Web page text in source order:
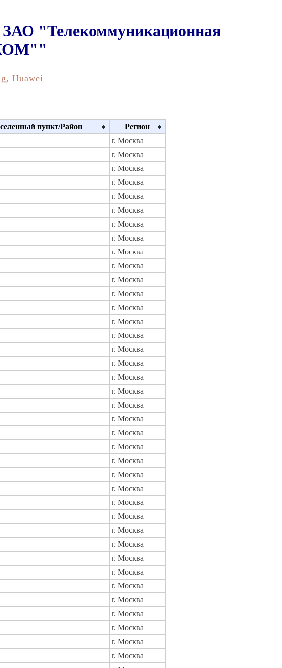
ЗАО "Телекоммуникационная
Huawei
пункт/Район
Регион
г. Москва
г. Москва
г. Москва
г. Москва
г. Москва
г. Москва
г. Москва
г. Москва
г. Москва
г. Москва
г. Москва
г. Москва
г. Москва
г. Москва
г. Москва
г. Москва
г. Москва
г. Москва
г. Москва
г. Москва
г. Москва
г. Москва
г. Москва
г. Москва
г. Москва
г. Москва
г. Москва
г. Москва
г. Москва
г. Москва
г. Москва
г. Москва
г. Москва
г. Москва
г. Москва
г. Москва
г. Москва
г. Москва